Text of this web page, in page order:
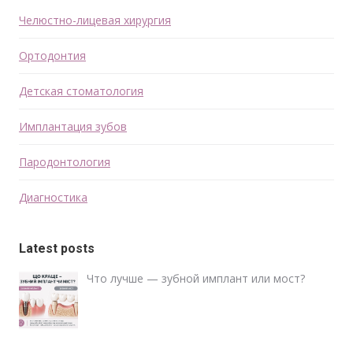
Челюстно-лицевая хирургия
Ортодонтия
Детская стоматология
Имплантация зубов
Пародонтология
Диагностика
Latest posts
Что лучше — зубной имплант или мост?